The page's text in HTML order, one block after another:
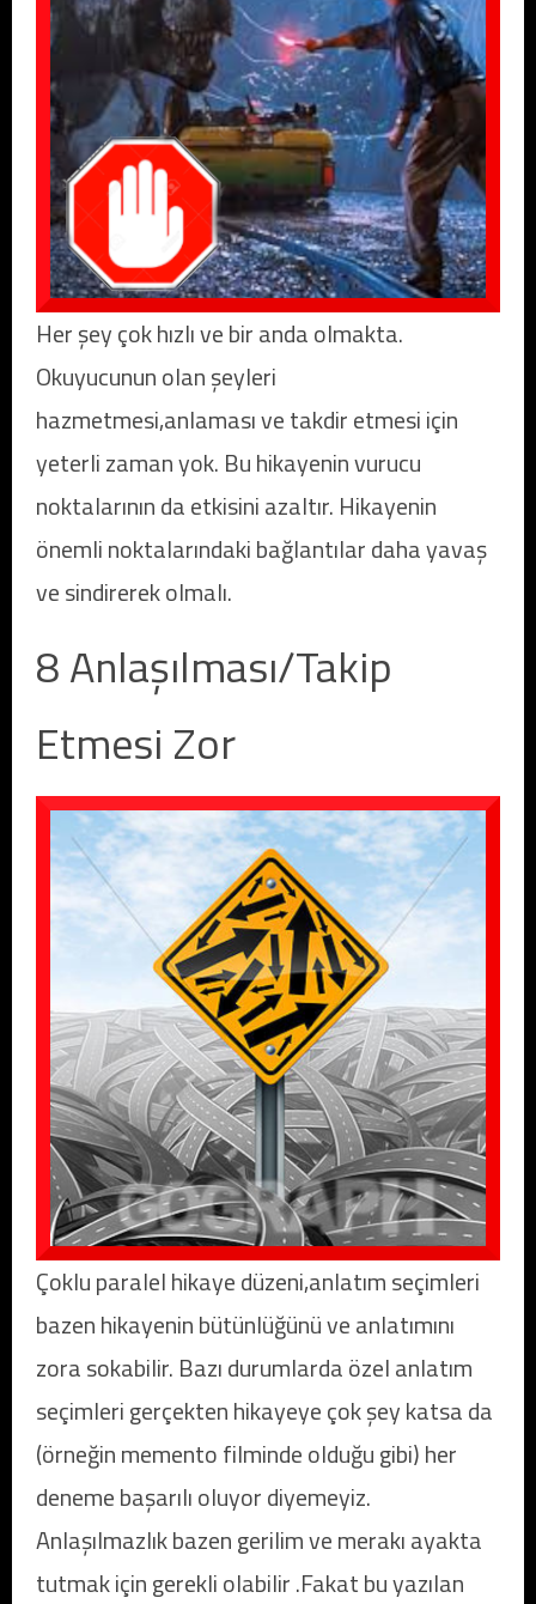
Her şey çok hızlı ve bir anda olmakta.
Okuyucunun olan şeyleri
hazmetmesi,anlaması ve takdir etmesi için
yeterli zaman yok. Bu hikayenin vurucu
noktalarının da etkisini azaltır. Hikayenin
önemli noktalarındaki bağlantılar daha yavaş
ve sindirerek olmalı.
8 Anlaşılması/Takip
Etmesi Zor
Çoklu paralel hikaye düzeni,anlatım seçimleri
bazen hikayenin bütünlüğünü ve anlatımını
zora sokabilir. Bazı durumlarda özel anlatım
seçimleri gerçekten hikayeye çok şey katsa da
(örneğin memento filminde olduğu gibi) her
deneme başarılı oluyor diyemeyiz.
Anlaşılmazlık bazen gerilim ve merakı ayakta
tutmak için gerekli olabilir .Fakat bu yazılan